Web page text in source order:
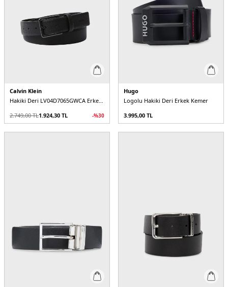
Calvin Klein
Hakiki Deri LV04D7065GWCA Erkek Kemer
2.749,00TL1.924,30 TL -%30
Hugo
Logolu Hakiki Deri Erkek Kemer
3.995,00 TL